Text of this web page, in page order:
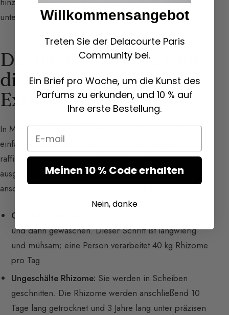
unterstützen.
Die Iris Germanica und
die
Extraktionstechniken
In Marokko ist die Sorte Germanica robuster und
einfacher anzubauen, aber der Duft ist weniger
raffiniert. Die Rhizome oder Stängel werden
ausgerissen und von ihrer Erde befreit. Es gibt
anschließend zwei mögliche Behandlungen:
Geschälte Rhizome:
und dann gewaschen. Dieser Schritt ist langwierig
und mühsam; eine Person verarbeitet 40 kg Rhizome
pro Tag.
Ungeschälte Rhizome: Sie werden in Scheiben
geschnitten. Die Rhizome werden anschließend 10
Tage lang getrocknet und 3 Jahre lang unter präzisen
Willkommensangebot
Treten Sie der Delacourte Paris
Community bei.
Ein Brief pro Woche, um die Kunst des
Parfums zu erkunden, und 10 % auf
Ihre erste Bestellung.
Email
Meinen 10 % Code erhalten
Nein, danke